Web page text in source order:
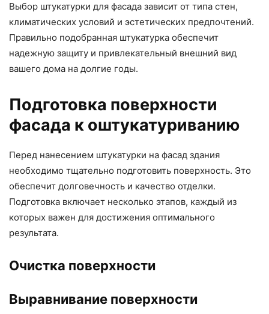
Выбор штукатурки для фасада зависит от типа стен,
климатических условий и эстетических предпочтений.
Правильно подобранная штукатурка обеспечит
надежную защиту и привлекательный внешний вид
вашего дома на долгие годы.
Подготовка поверхности
фасада к оштукатуриванию
Перед нанесением штукатурки на фасад здания
необходимо тщательно подготовить поверхность. Это
обеспечит долговечность и качество отделки.
Подготовка включает несколько этапов, каждый из
которых важен для достижения оптимального
результата.
Очистка поверхности
Выравнивание поверхности